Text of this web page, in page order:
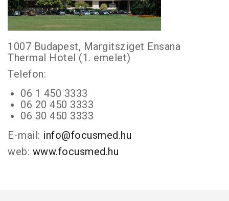
1007 Budapest, Margitsziget Ensana
Thermal Hotel (1. emelet)
Telefon:
06 1 450 3333
06 20 450 3333
06 30 450 3333
E-mail: info@focusmed.hu
web: www.focusmed.hu